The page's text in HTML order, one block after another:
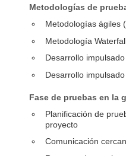
Metodologías de
Metodologías ágiles
Metodología
Desarrollo
Desarrollo
Fase de pruebas en la
Planificación de
proyecto
Comunicación